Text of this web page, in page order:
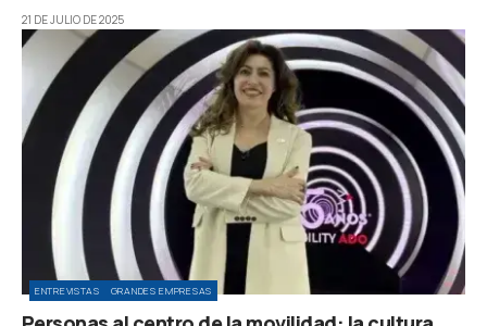
21 DE JULIO DE 2025
ENTREVISTAS GRANDES EMPRESAS